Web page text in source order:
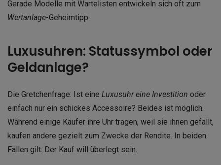
Gerade Modelle mit Wartelisten entwickeln sich oft zum
Wertanlage-Geheimtipp.
Luxusuhren: Statussymbol oder
Geldanlage?
Die Gretchenfrage: Ist eine Luxusuhr eine Investition oder
einfach nur ein schickes Accessoire? Beides ist möglich.
Während einige Käufer ihre Uhr tragen, weil sie ihnen gefällt,
kaufen andere gezielt zum Zwecke der Rendite. In beiden
Fällen gilt: Der Kauf will überlegt sein.